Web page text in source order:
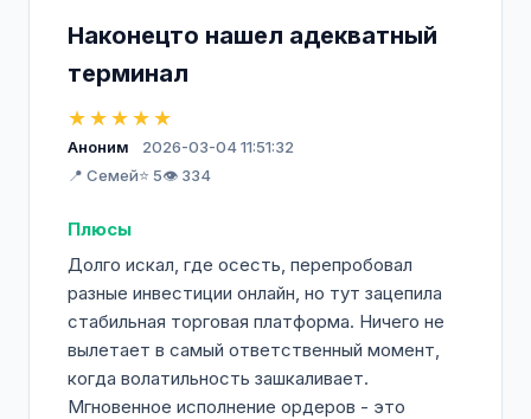
Наконецто нашел адекватный
терминал
★★★★★
Аноним
2026-03-04 11:51:32
📍 Семей⭐ 5👁️ 334
Плюсы
Долго искал, где осесть, перепробовал
разные инвестиции онлайн, но тут зацепила
стабильная торговая платформа. Ничего не
вылетает в самый ответственный момент,
когда волатильность зашкаливает.
Мгновенное исполнение ордеров - это